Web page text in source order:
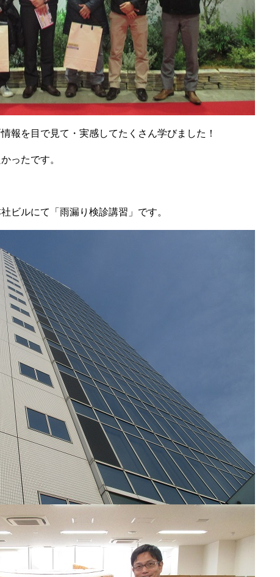
報を目で見て・実感してたくさん学びました！
ったです。
ビルにて「雨漏り検診講習」です。